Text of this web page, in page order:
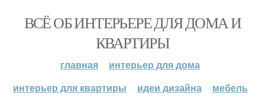
ВСЁ ОБ ИНТЕРЬЕРЕ ДЛЯ ДОМА И
КВАРТИРЫ
главная
интерьер для дома
интерьер для квартиры
идеи дизайна мебель